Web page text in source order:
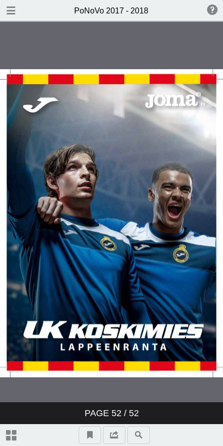
PoNoVo 2017 - 2018
PAGE 52/ 52
PoNoVo - kausikirja 2017-2018 -
etusivu
PoNoVo 2017 - 2018 - kotiottelut -
Uusi kausi, uudet kujeet! - s. 8
Edustusjoukkueen kapteenin
mietteitä... Oskari Kangas - s. 10
Edustusjoukkueen pelaajaesittelyt -
s. 14 - 20
PoNoVon kannattajajäsenkortin
edut - s. 22
Pontuksen Nouseva Voima ry - s.
23
PoNoVo A - s. 24
PoNoVo B-juniorit 2017-2018 - s.
26
PoNoVo C2 - s. 32